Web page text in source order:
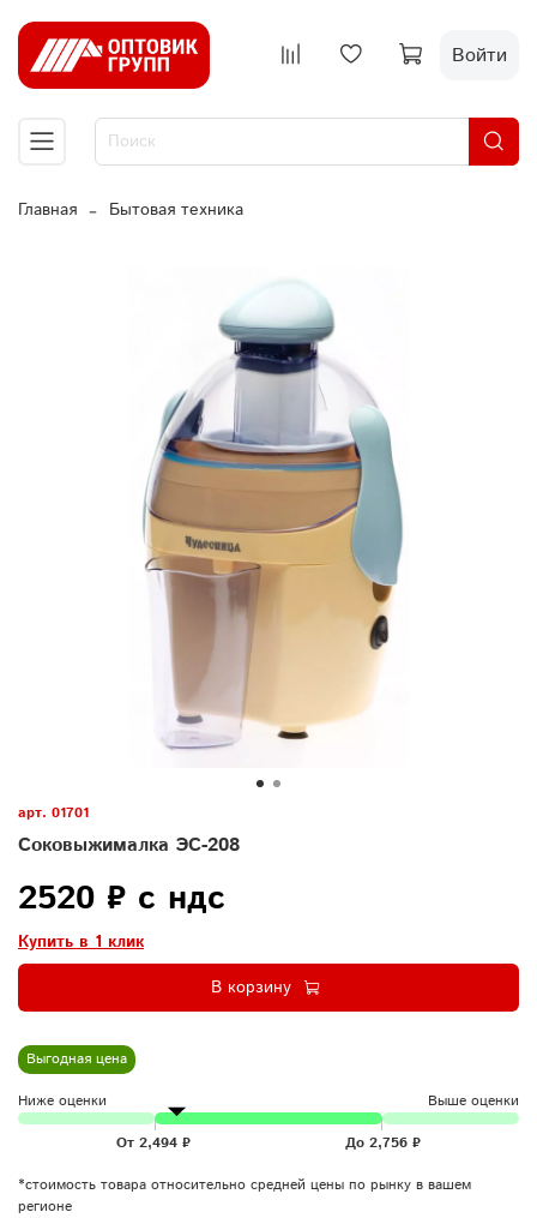
Войти
Главная Бытовая техника
арт. 01701
Соковыжималка ЭС-208
2520 ₽ с ндс
Купить в 1 клик
В корзину
Выгодная цена
Ниже оценки Выше оценки
*стоимость товара относительно средней цены по рынку в вашем
регионе